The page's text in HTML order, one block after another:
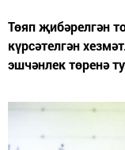
Төяп җибәрелгән
күрсәтелгән
эшчәнлек төренә